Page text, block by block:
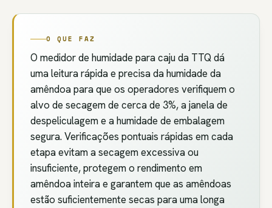
O QUE FAZ
O medidor de humidade para caju da TTQ dá
uma leitura rápida e precisa da humidade da
amêndoa para que os operadores verifiquem o
alvo de secagem de cerca de 3%, a janela de
despeliculagem e a humidade de embalagem
segura. Verificações pontuais rápidas em cada
etapa evitam a secagem excessiva ou
insuficiente, protegem o rendimento em
amêndoa inteira e garantem que as amêndoas
estão suficientemente secas para uma longa